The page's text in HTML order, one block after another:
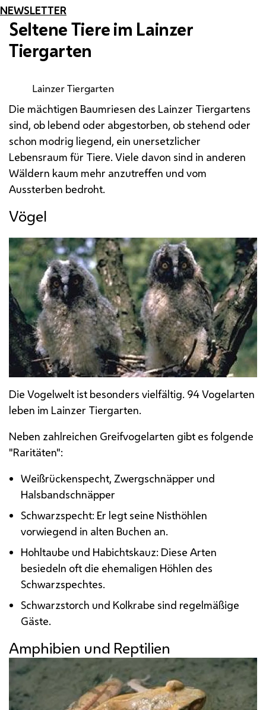
NEWSLETTER
Seltene Tiere im Lainzer
Tiergarten
Lainzer Tiergarten
Die mächtigen Baumriesen des Lainzer Tiergartens
sind, ob lebend oder abgestorben, ob stehend oder
schon modrig liegend, ein unersetzlicher
Lebensraum für Tiere. Viele davon sind in anderen
Wäldern kaum mehr anzutreffen und vom
Aussterben bedroht.
Vögel
Die Vogelwelt ist besonders vielfältig. 94 Vogelarten
leben im Lainzer Tiergarten.
Neben zahlreichen Greifvogelarten gibt es folgende
"Raritäten":
Weißrückenspecht, Zwergschnäpper und
Halsbandschnäpper
Schwarzspecht: Er legt seine Nisthöhlen
vorwiegend in alten Buchen an.
Hohltaube und Habichtskauz: Diese Arten
besiedeln oft die ehemaligen Höhlen des
Schwarzspechtes.
Schwarzstorch und Kolkrabe sind regelmäßige
Gäste.
Amphibien und Reptilien